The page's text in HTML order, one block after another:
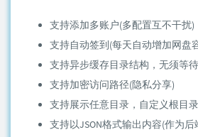
支持添加多账户(多配置互不干扰)
支持自动签到(每天自动增加网盘
支持异步缓存目录结构，无须等待
支持加密访问路径(隐私分享)
支持展示任意目录，自定义根目录
支持以JSON格式输出内容(作为后